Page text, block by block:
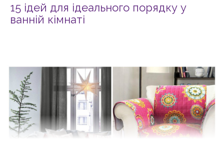
15 ідей для ідеального порядку у
ванній кімнаті